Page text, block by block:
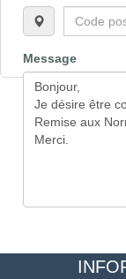
Message